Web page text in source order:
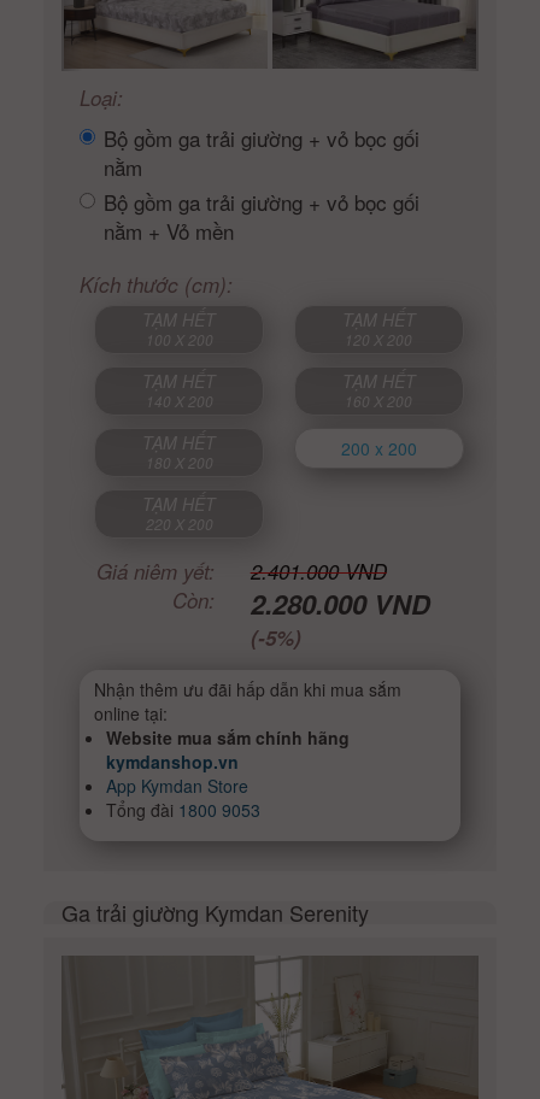
Loại:
Bộ gồm ga trải giường + vỏ bọc gối
nằm
Bộ gồm ga trải giường + vỏ bọc gối
nằm + Vỏ mền
Kích thước (cm):
TẠM HẾT
100 X 200
TẠM HẾT
120 X 200
TẠM HẾT
140 X 200
TẠM HẾT
160 X 200
TẠM HẾT
180 X 200
200 x 200
TẠM HẾT
220 X 200
Giá niêm yết:
2.401.000 VND
Còn:
2.280.000 VND
(-5%)
Nhận thêm ưu đãi hấp dẫn khi mua sắm
online tại:
Website mua sắm chính hãng
kymdanshop.vn
App Kymdan Store
Tổng đài 1800 9053
Ga trải giường Kymdan Serenity